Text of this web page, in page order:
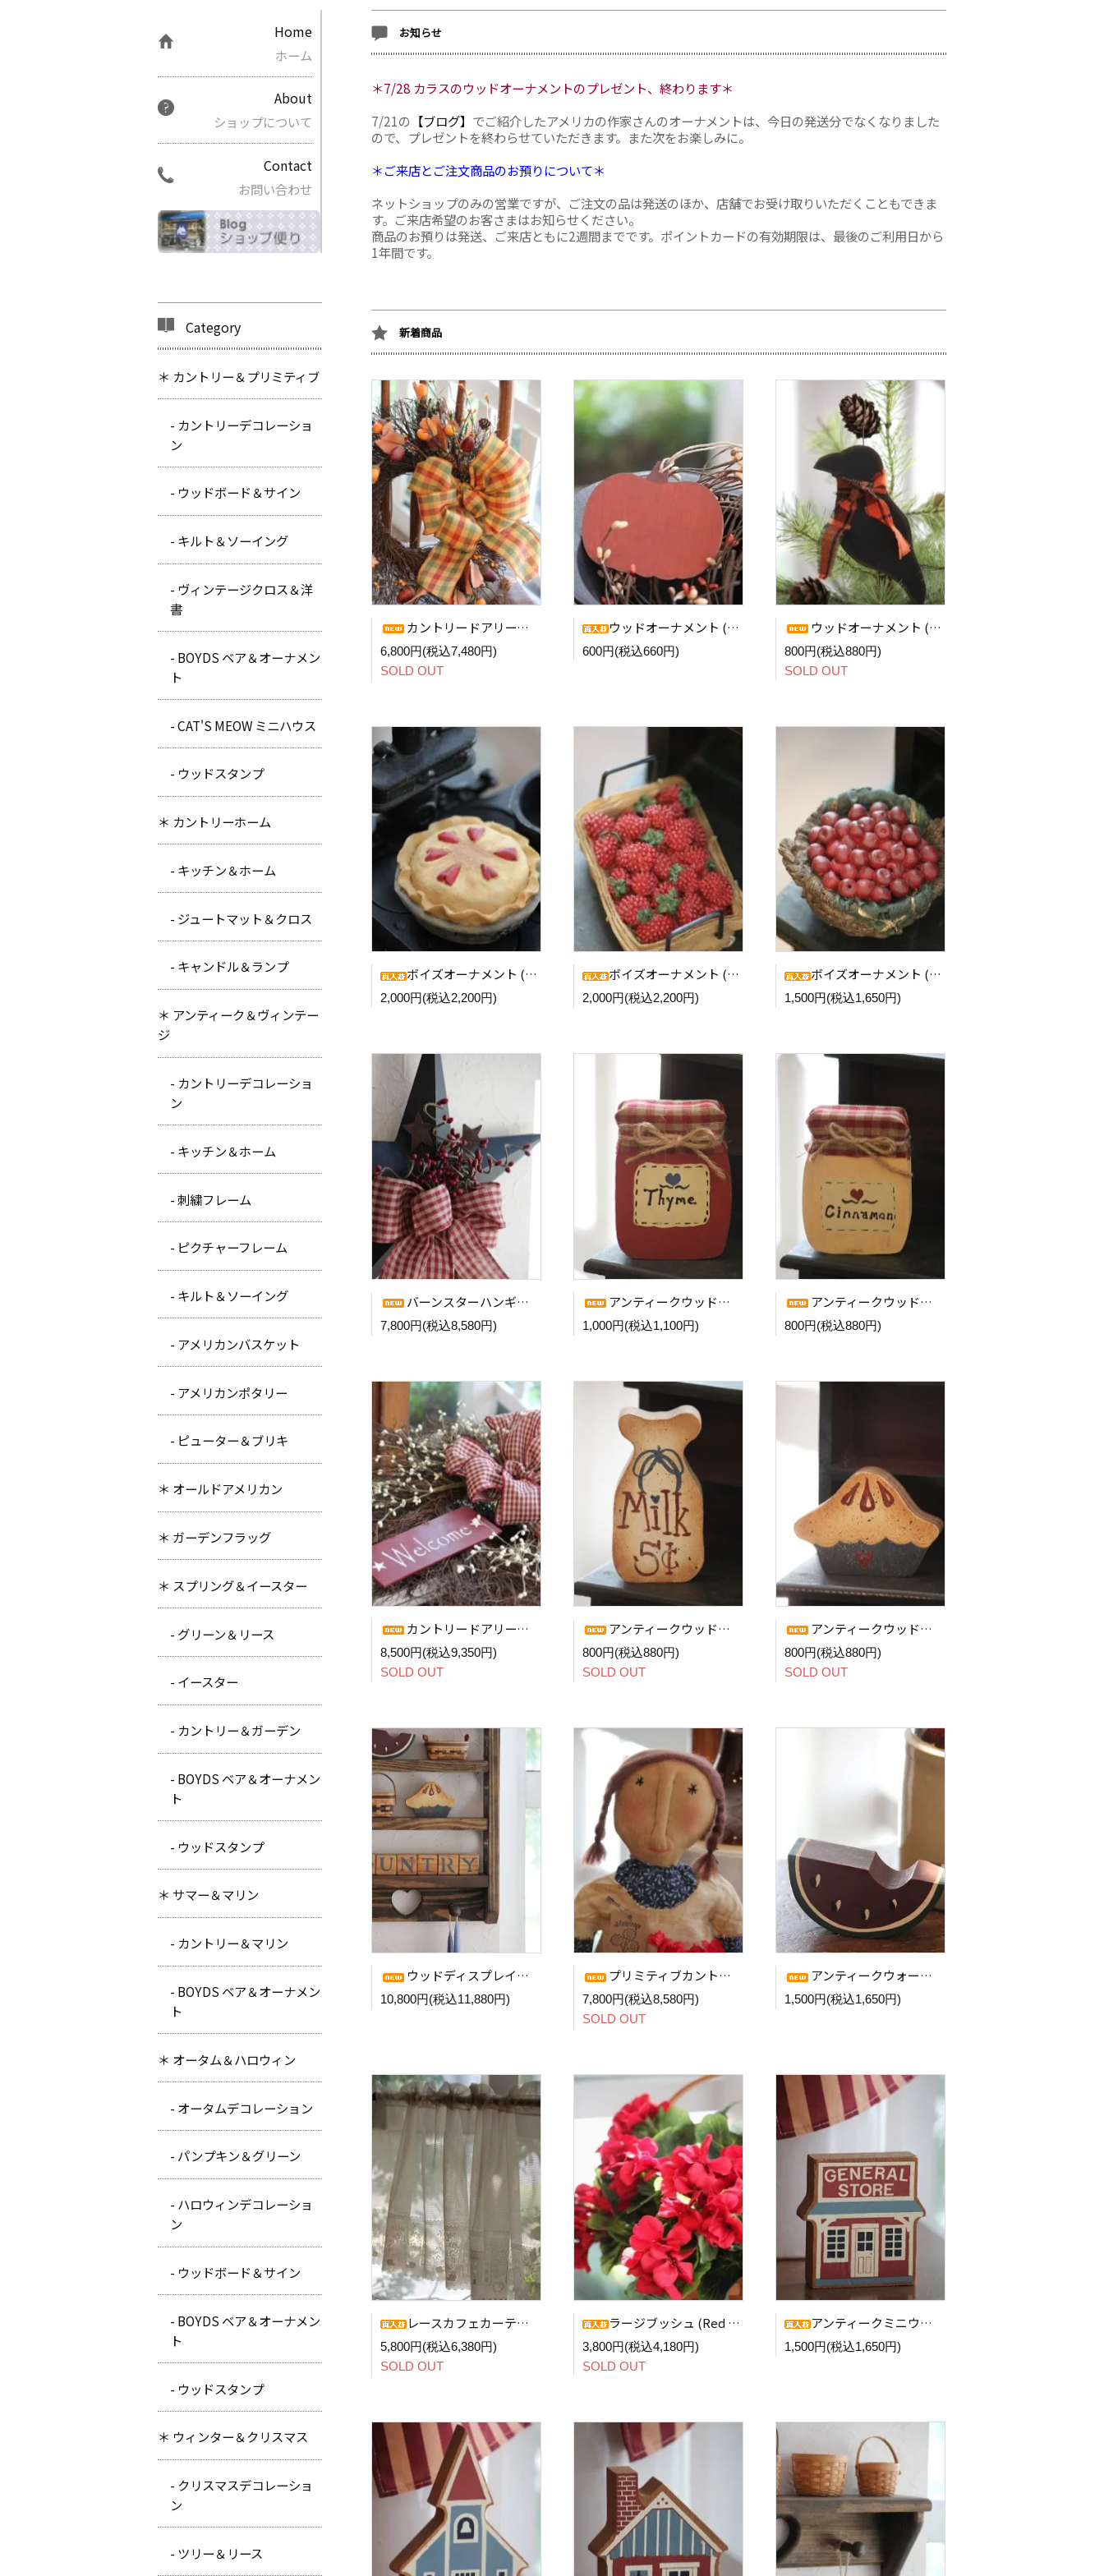
お知らせ
＊7/28 カラスのウッドオーナメントのプレゼント、終わります＊
7/21の 【ブログ】 でご紹介したアメリカの作家さんのオーナメントは、今日の発送分でなくなりました
ので、プレゼントを終わらせていただきます。また次をお楽しみに。
＊ご来店とご注文商品のお預りについて＊
ネットショップのみの営業ですが、ご注文の品は発送のほか、店舗でお受け取りいただくこともできま
す。ご来店希望のお客さまはお知らせください。
商品のお預りは発送、ご来店ともに2週間までです。ポイントカードの有効期限は、最後のご利用日から
1年間です。
新着商品
カントリードアリース (Autumn)
6,800円(税込7,480円)
SOLD OUT
ウッドオーナメント (Pumpkin)
600円(税込660円)
ウッドオーナメント (Autumn Crow)
800円(税込880円)
SOLD OUT
ボイズオーナメント (Heart Pie)
2,000円(税込2,200円)
ボイズオーナメント (Raspberry)
2,000円(税込2,200円)
ボイズオーナメント (Cranberry)
1,500円(税込1,650円)
バーンスターハンギング (BG/BK)
7,800円(税込8,580円)
アンティークウッドオーナメント (Spice Jar RD)
1,000円(税込1,100円)
アンティークウッドオーナメント (Spice Jar CR)
800円(税込880円)
カントリードアリース (Welcome BG)
8,500円(税込9,350円)
SOLD OUT
アンティークウッドオーナメント (Milk)
800円(税込880円)
SOLD OUT
アンティークウッドオーナメント (Pie)
800円(税込880円)
SOLD OUT
ウッドディスプレイシェルフ（ハート）
10,800円(税込11,880円)
プリミティブカントリードール (Suzanne)
7,800円(税込8,580円)
SOLD OUT
アンティークウォーターメロンJ
1,500円(税込1,650円)
レースカフェカーテン (Willow Tree BE)
5,800円(税込6,380円)
SOLD OUT
ラージブッシュ (Red Geranium)
3,800円(税込4,180円)
SOLD OUT
アンティークミニウッドハウス (General Store)
1,500円(税込1,650円)
Home
ホーム
About
ショップについて
Contact
お問い合わせ
Category
＊ カントリー＆プリミティブ
- カントリーデコレーショ
ン
- ウッドボード＆サイン
- キルト＆ソーイング
- ヴィンテージクロス＆洋
書
- BOYDS ベア＆オーナメン
ト
- CAT'S MEOW ミニハウス
- ウッドスタンプ
＊ カントリーホーム
- キッチン＆ホーム
- ジュートマット＆クロス
- キャンドル＆ランプ
＊ アンティーク＆ヴィンテー
ジ
- カントリーデコレーショ
ン
- キッチン＆ホーム
- 刺繍フレーム
- ピクチャーフレーム
- キルト＆ソーイング
- アメリカンバスケット
- アメリカンポタリー
- ピューター＆ブリキ
＊ オールドアメリカン
＊ ガーデンフラッグ
＊ スプリング＆イースター
- グリーン＆リース
- イースター
- カントリー＆ガーデン
- BOYDS ベア＆オーナメン
ト
- ウッドスタンプ
＊ サマー＆マリン
- カントリー＆マリン
- BOYDS ベア＆オーナメン
ト
＊ オータム＆ハロウィン
- オータムデコレーション
- パンプキン＆グリーン
- ハロウィンデコレーショ
ン
- ウッドボード＆サイン
- BOYDS ベア＆オーナメン
ト
- ウッドスタンプ
＊ ウィンター＆クリスマス
- クリスマスデコレーショ
ン
- ツリー＆リース